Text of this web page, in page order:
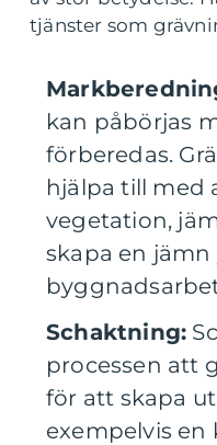
tjänster som
kan påbörjas
förberedas.
hjälpa till med
vegetation,
skapa en jämn
Schaktning:
processen att
för att skapa
exempelvis en